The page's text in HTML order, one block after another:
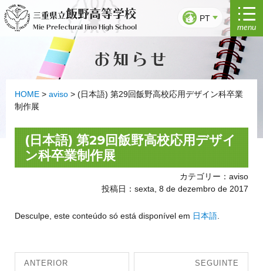
Saltar
para
三重県立飯野高等学校
Mie Prefectural Iino High School
PT
menu
お知らせ
HOME > aviso > (日本語) 第29回飯野高校応用デザイン科卒業
制作展
(日本語) 第29回飯野高校応用デザイ
ン科卒業制作展
カテゴリー：aviso
投稿日：sexta, 8 de dezembro de 2017
Desculpe, este conteúdo só está disponível em 日本語
Navegação
ANTERIOR SEGUINTE